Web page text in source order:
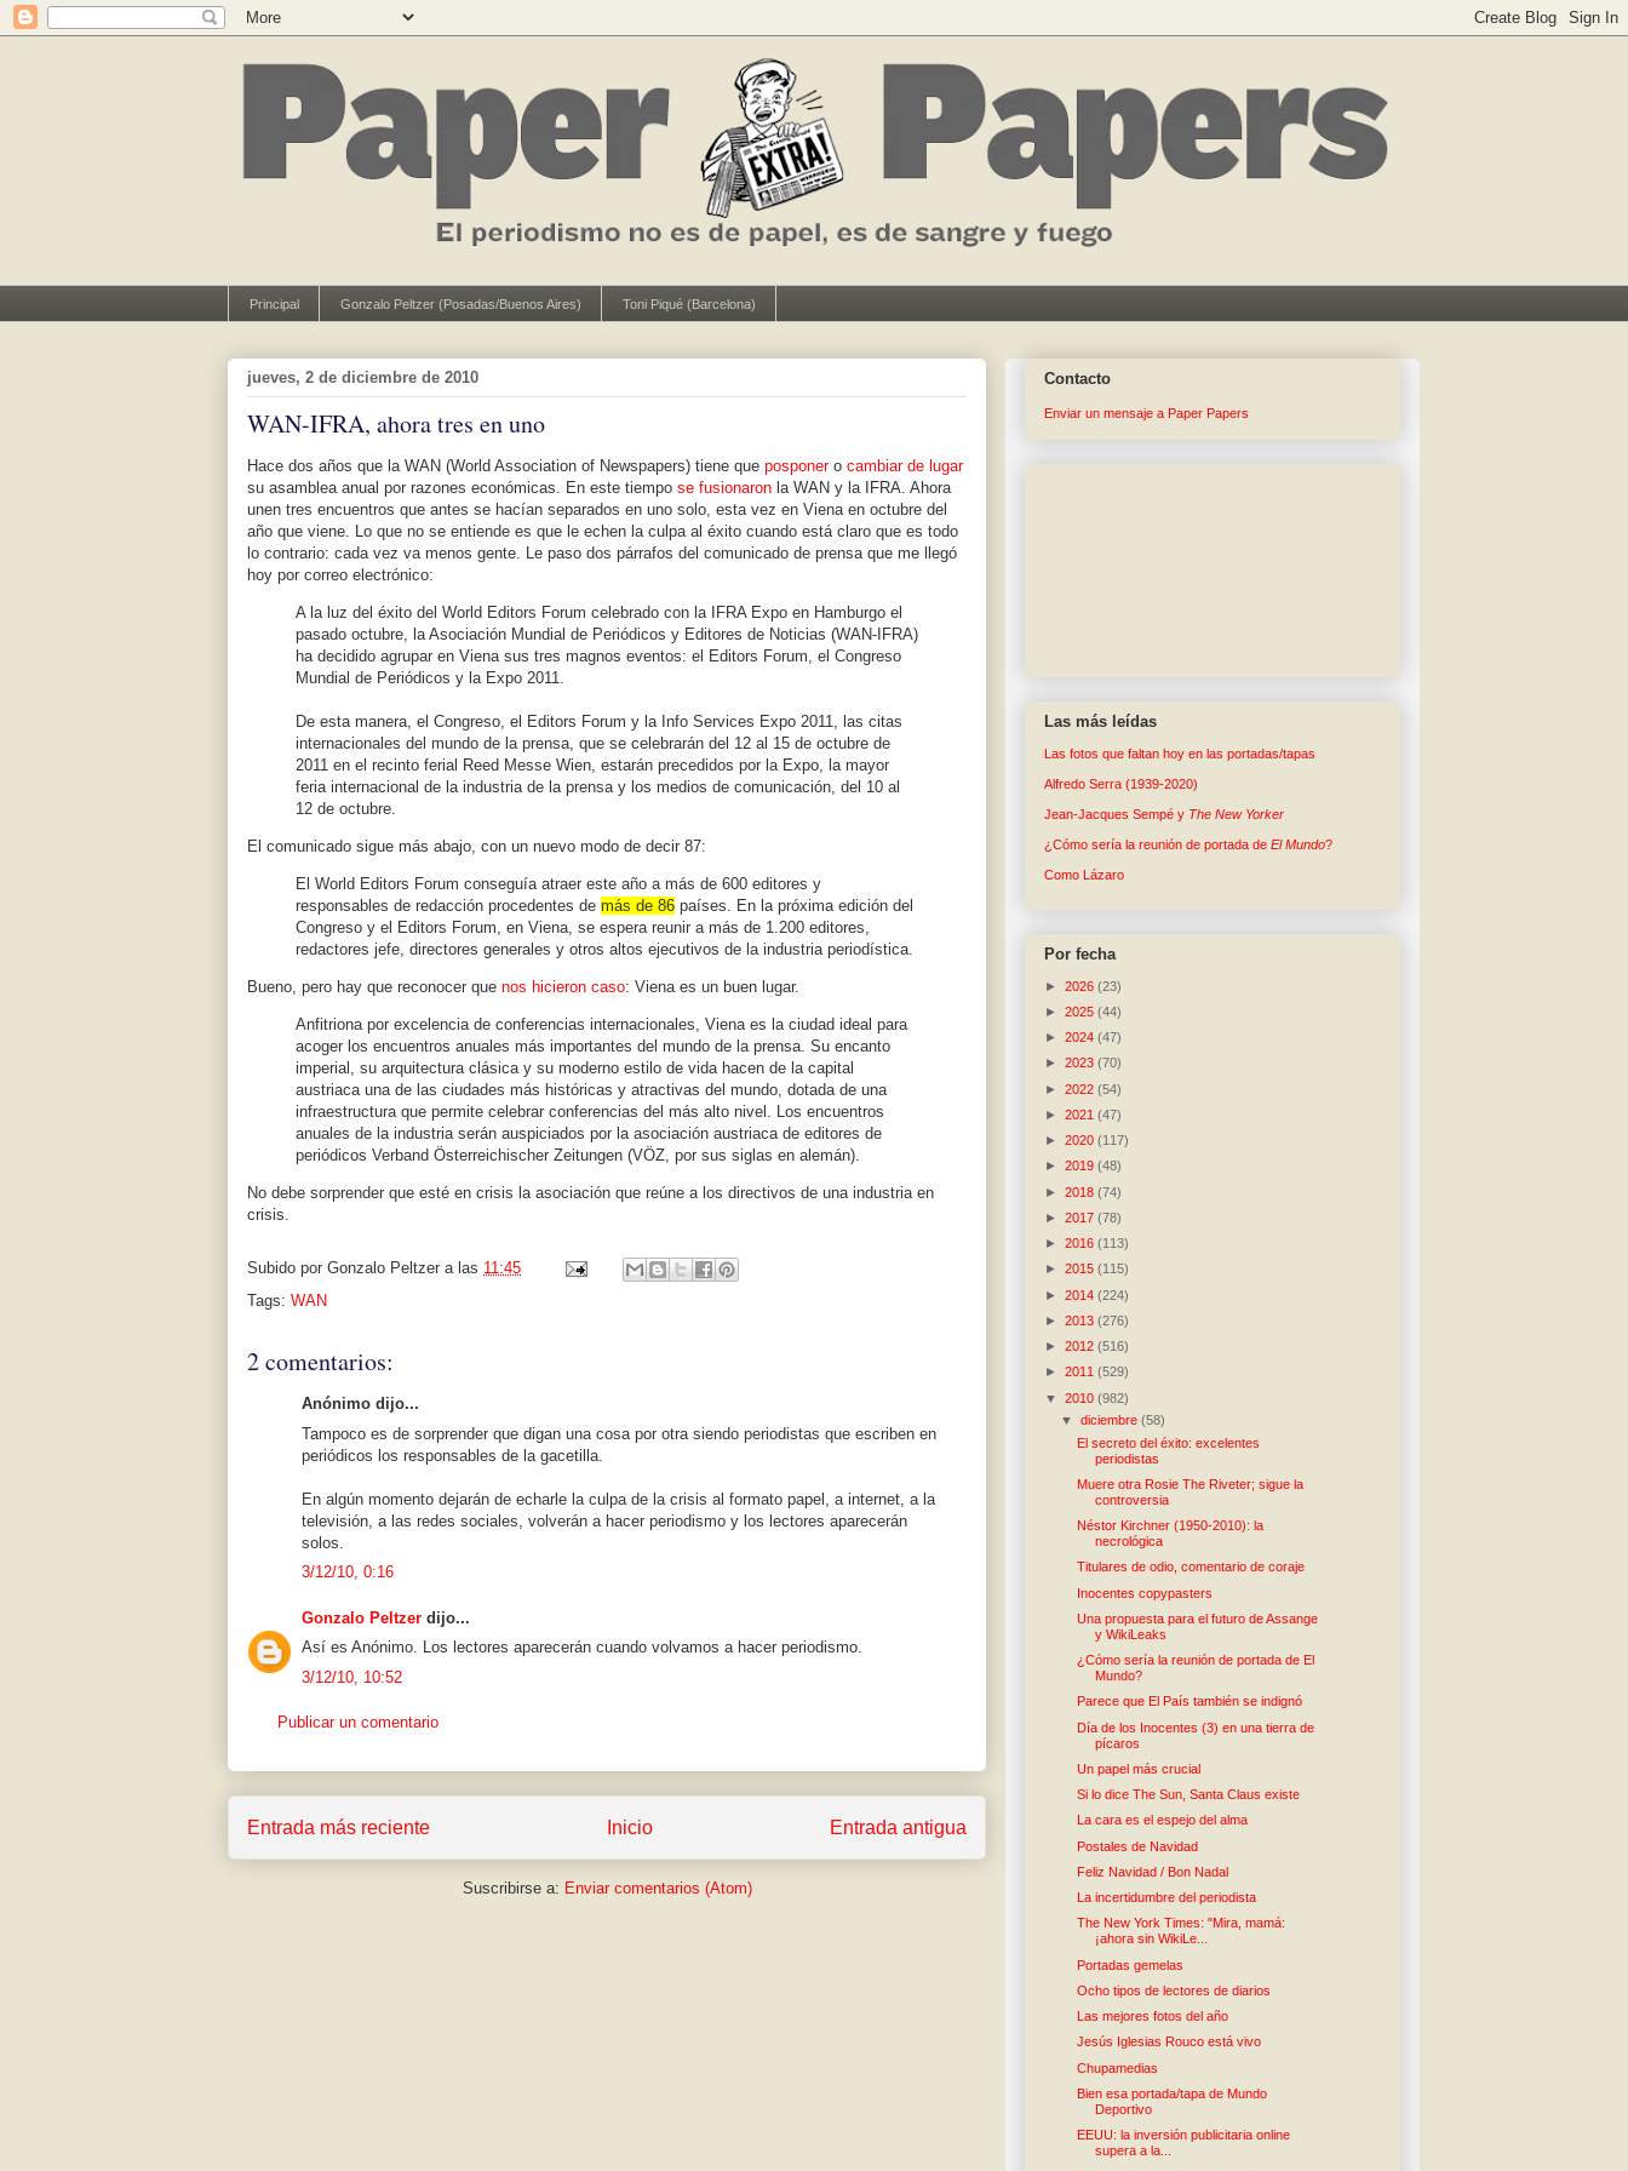
Principal Gonzalo Peltzer (Posadas/Buenos Aires) Toni Piqué (Barcelona)
jueves, 2 de diciembre de 2010
WAN-IFRA, ahora tres en uno
Hace dos años que la WAN (World Association of Newspapers) tiene que posponero cambiar de lugar
su asamblea anual por razones económicas. En este tiempo se fusionaron la WAN y la IFRA. Ahora
unen tres encuentros que antes se hacían separados en uno solo, esta vez en Viena en octubre del
año que viene. Lo que no se entiende es que le echen la culpa al éxito cuando está claro que es todo
lo contrario: cada vez va menos gente. Le paso dos párrafos del comunicado de prensa que me llegó
hoy por correo electrónico:
A la luz del éxito del World Editors Forum celebrado con la IFRA Expo en Hamburgo el
pasado octubre, la Asociación Mundial de Periódicos y Editores de Noticias (WAN-IFRA)
ha decidido agrupar en Viena sus tres magnos eventos: el Editors Forum, el Congreso
Mundial de Periódicos y la Expo 2011.
De esta manera, el Congreso, el Editors Forum y la Info Services Expo 2011, las citas
internacionales del mundo de la prensa, que se celebrarán del 12 al 15 de octubre de
2011 en el recinto ferial Reed Messe Wien, estarán precedidos por la Expo, la mayor
feria internacional de la industria de la prensa y los medios de comunicación, del 10 al
12 de octubre.
El comunicado sigue más abajo, con un nuevo modo de decir 87:
El World Editors Forum conseguía atraer este año a más de 600 editores y
responsables de redacción procedentes de más de 86 países. En la próxima edición del
Congreso y el Editors Forum, en Viena, se espera reunir a más de 1.200 editores,
redactores jefe, directores generales y otros altos ejecutivos de la industria periodística.
Bueno, pero hay que reconocer que nos hicieron caso: Viena es un buen lugar.
Anfitriona por excelencia de conferencias internacionales, Viena es la ciudad ideal para
acoger los encuentros anuales más importantes del mundo de la prensa. Su encanto
imperial, su arquitectura clásica y su moderno estilo de vida hacen de la capital
austriaca una de las ciudades más históricas y atractivas del mundo, dotada de una
infraestructura que permite celebrar conferencias del más alto nivel. Los encuentros
anuales de la industria serán auspiciados por la asociación austriaca de editores de
periódicos Verband Österreichischer Zeitungen (VÖZ, por sus siglas en alemán).
No debe sorprender que esté en crisis la asociación que reúne a los directivos de una industria en
crisis.
Subido por Gonzalo Peltzer a las 11:45
Tags: WAN
2 comentarios:
Anónimo dijo...
Tampoco es de sorprender que digan una cosa por otra siendo periodistas que escriben en
periódicos los responsables de la gacetilla.
En algún momento dejarán de echarle la culpa de la crisis al formato papel, a internet, a la
televisión, a las redes sociales, volverán a hacer periodismo y los lectores aparecerán
solos.
3/12/10, 0:16
Gonzalo Peltzer dijo...
Así es Anónimo. Los lectores aparecerán cuando volvamos a hacer periodismo.
3/12/10, 10:52
Publicar un comentario
Entrada más reciente Entrada antigua
Inicio
Suscribirse a: Enviar comentarios (Atom)
Contacto
Enviar un mensaje a Paper Papers
Las más leídas
Las fotos que faltan hoy en las portadas/tapas
Alfredo Serra (1939-2020)
Jean-Jacques Sempé y The New Yorker
¿Cómo sería la reunión de portada de El Mundo?
Como Lázaro
Por fecha
► 2026 (23)
► 2025 (44)
► 2024 (47)
► 2023 (70)
► 2022 (54)
► 2021 (47)
► 2020 (117)
► 2019 (48)
► 2018 (74)
► 2017 (78)
► 2016 (113)
► 2015 (115)
► 2014 (224)
► 2013 (276)
► 2012 (516)
► 2011 (529)
▼ 2010 (982)
▼diciembre(58)
El secreto del éxito: excelentes
periodistas
Muere otra Rosie The Riveter; sigue la
controversia
Néstor Kirchner (1950-2010): la
necrológica
Titulares de odio, comentario de coraje
Inocentes copypasters
Una propuesta para el futuro de Assange
y WikiLeaks
¿Cómo sería la reunión de portada de El
Mundo?
Parece que El País también se indignó
Día de los Inocentes (3) en una tierra de
pícaros
Un papel más crucial
Si lo dice The Sun, Santa Claus existe
La cara es el espejo del alma
Postales de Navidad
Feliz Navidad / Bon Nadal
La incertidumbre del periodista
The New York Times: "Mira, mamá:
¡ahora sin WikiLe...
Portadas gemelas
Ocho tipos de lectores de diarios
Las mejores fotos del año
Jesús Iglesias Rouco está vivo
Chupamedias
Bien esa portada/tapa de Mundo
Deportivo
EEUU: la inversión publicitaria online
supera a la...